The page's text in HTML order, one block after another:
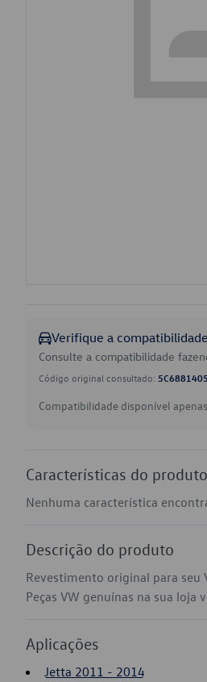
Verifique a compatibilidade
Consulte a compatibilidade
Código original consultado:
Compatibilidade disponível
Características do produto
Nenhuma característica
Descrição do produto
Revestimento original para
Peças VW genuínas na sua loja
Aplicações
Jetta 2011 - 2014